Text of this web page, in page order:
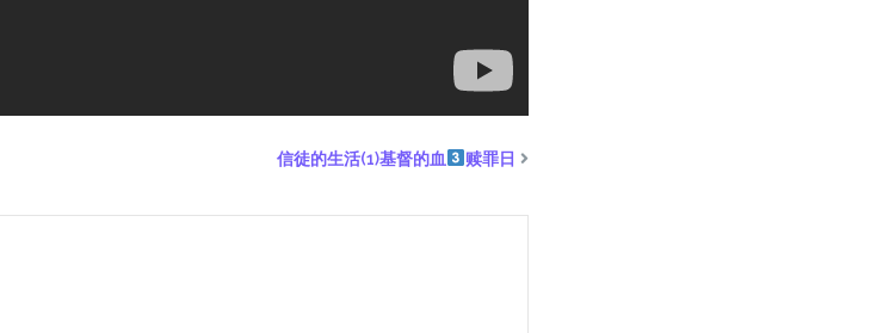
信徒的生活(1)基督的血 赎罪日